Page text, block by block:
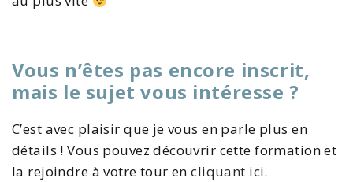
Vous n’êtes pas encore inscrit,
mais le sujet vous intéresse ?
C’est avec plaisir que je vous en parle plus en
détails ! Vous pouvez découvrir cette formation et
la rejoindre à votre tour encliquant ici.